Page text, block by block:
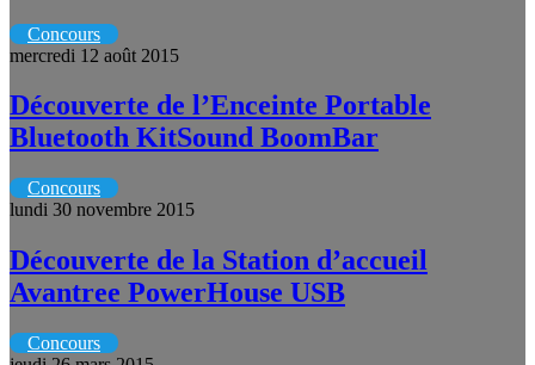
Concours
mercredi 12 août 2015
Découverte de l’Enceinte Portable
Bluetooth KitSound BoomBar
Concours
lundi 30 novembre 2015
Découverte de la Station d’accueil
Avantree PowerHouse USB
Concours